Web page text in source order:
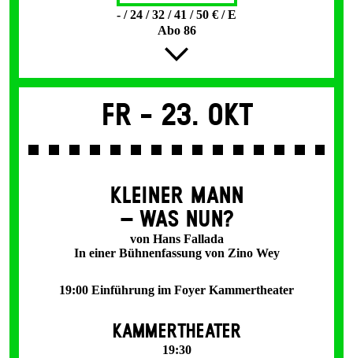
- / 24 / 32 / 41 / 50 € / E
Abo 86
Fr - 23. Okt
KLEINER MANN
– WAS NUN?
von Hans Fallada
In einer Bühnenfassung von Zino Wey
19:00 Einführung im Foyer Kammertheater
KAMMERTHEATER
19:30